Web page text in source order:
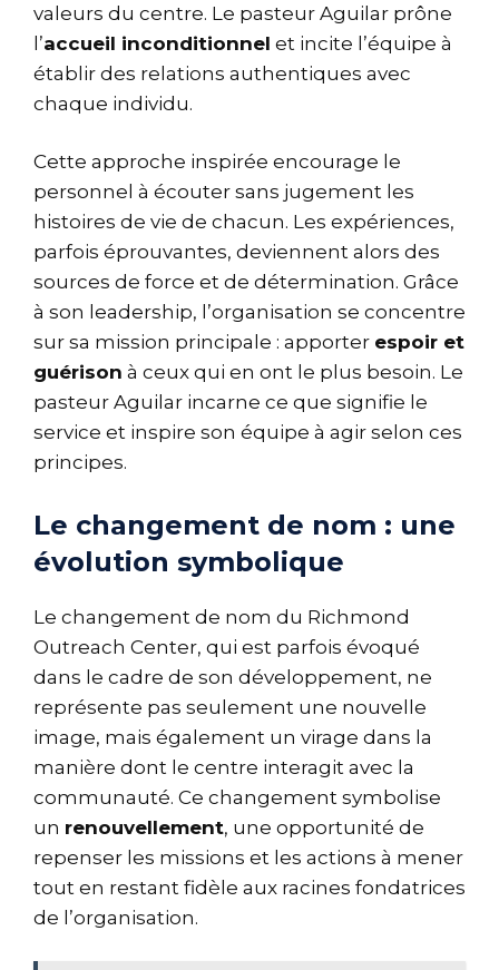
valeurs du centre. Le pasteur Aguilar prône
l’accueil inconditionnel et incite l’équipe à
établir des relations authentiques avec
chaque individu.
Cette approche inspirée encourage le
personnel à écouter sans jugement les
histoires de vie de chacun. Les expériences,
parfois éprouvantes, deviennent alors des
sources de force et de détermination. Grâce
à son leadership, l’organisation se concentre
sur sa mission principale : apporter espoir et
guérison à ceux qui en ont le plus besoin. Le
pasteur Aguilar incarne ce que signifie le
service et inspire son équipe à agir selon ces
principes.
Le changement de nom : une
évolution symbolique
Le changement de nom du Richmond
Outreach Center, qui est parfois évoqué
dans le cadre de son développement, ne
représente pas seulement une nouvelle
image, mais également un virage dans la
manière dont le centre interagit avec la
communauté. Ce changement symbolise
un renouvellement, une opportunité de
repenser les missions et les actions à mener
tout en restant fidèle aux racines fondatrices
de l’organisation.